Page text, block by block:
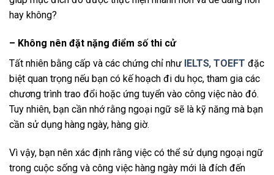
hay không?
– Không nên đặt nặng điểm số thi cử
Tất nhiên bằng cấp và các chứng chỉ như IELTS, TOEFT đặc
biệt quan trọng nếu bạn có kế hoạch đi du học, tham gia các
chương trình trao đổi hoặc ứng tuyển vào công việc nào đó.
Tuy nhiên, bạn cần nhớ rằng ngoại ngữ sẽ là kỹ năng mà bạn
cần sử dụng hàng ngày, hàng giờ.
Vì vậy, bạn nên xác định rằng việc có thể sử dụng ngoại ngữ
trong cuộc sống và công việc hàng ngày mới là đích đến